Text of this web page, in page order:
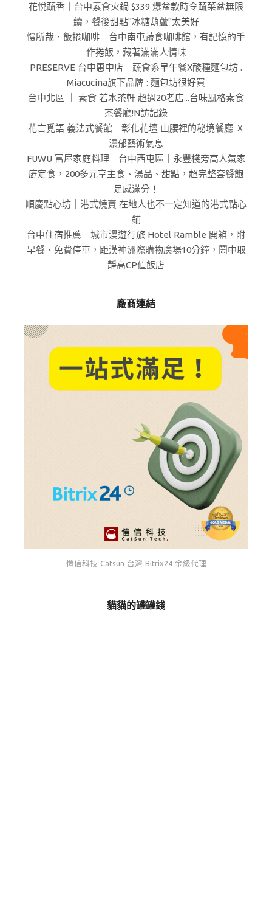
花悅蔬香｜台中素食火鍋 $339 爆盆款時令蔬菜盆無限
續，餐後甜點"冰糖葫蘆"太美好
慢所哉．飯捲咖啡｜台中南屯蔬食咖啡館，有記憶的手
作捲飯，藏著滿滿人情味
PRESERVE 台中惠中店｜蔬食系早午餐X酸種麵包坊 .
Miacucina旗下品牌 : 麵包坊很好買
台中北區 ｜ 素食 若水茶軒 超過20老店...台味風格素食
茶餐廳!N訪記錄
花言覓語 義法式餐館｜彰化花壇 山腰裡的秘境餐廳 Ｘ
濃郁藝術氣息
FUWU 富屋家庭料理｜台中西屯區｜永豐棧旁高人氣家
庭定食，200多元享主食、湯品、甜點，超完整套餐飽
足感滿分！
順慶點心坊｜港式燒賣 在地人也不一定知道的港式點心
鋪
台中住宿推薦｜城市漫遊行旅 Hotel Ramble 開箱，附
早餐、免費停車，距漢神洲際購物廣場10分鐘，鬧中取
靜高CP值飯店
廠商連結
愷信科技 Catsun 台灣 Bitrix24 金級代理
貓貓的罐罐錢